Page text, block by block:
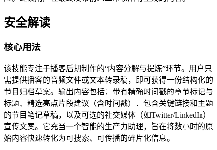
安全解读
核心用法
该技能专注于播客后期制作的“内容分解与提炼”环节。用户只
需提供播客的音频文件或文本转录稿，即可获得一份结构化的
节目归档草案。输出内容包括：带有精确时间戳的章节标记与
标题、精选亮点片段建议（含时间戳）、包含关键链接和主题
的节目笔记草稿，以及可选的社交媒体（如Twitter/LinkedIn）
宣传文案。它充当一个智能的生产力助理，旨在将数小时的原
始内容快速转化为可搜索、可传播的碎片化信息。